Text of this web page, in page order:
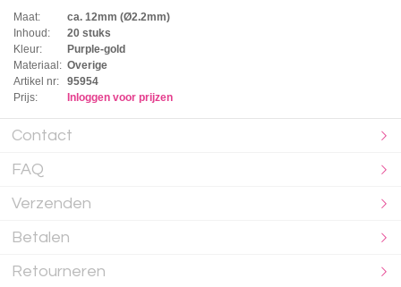
Maat:
ca. 12mm (Ø2.2mm)
Inhoud:
20 stuks
Kleur:
Purple-gold
Materiaal: Overige
Artikel nr:
95954
Prijs:
Inloggen voor prijzen
Contact
FAQ
Verzenden
Betalen
Retourneren